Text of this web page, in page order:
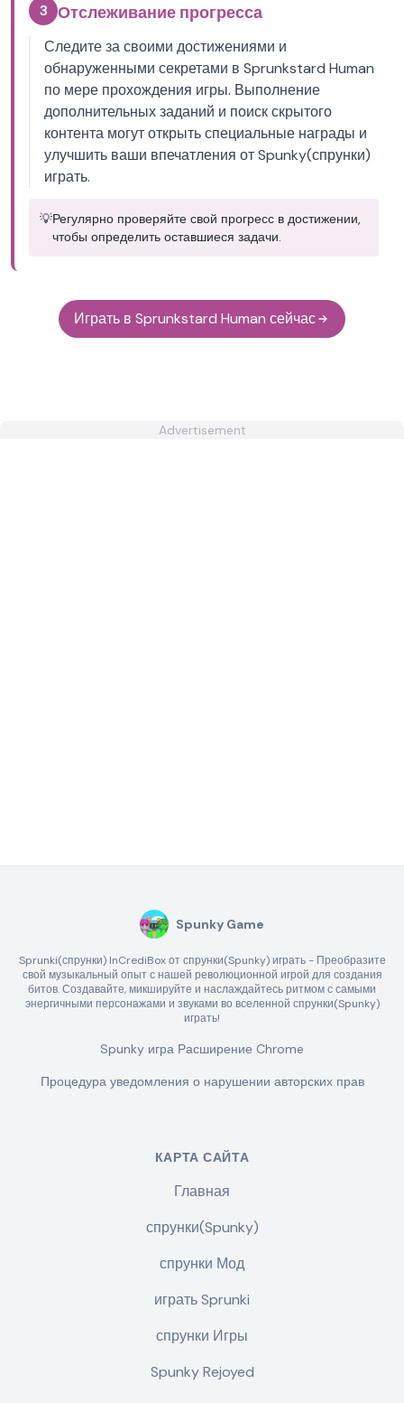
3 Отслеживание прогресса
Следите за своими достижениями и
обнаруженными секретами в Sprunkstard Human
по мере прохождения игры. Выполнение
дополнительных заданий и поиск скрытого
контента могут открыть специальные награды и
улучшить ваши впечатления от Spunky(спрунки)
играть.
💡Регулярно проверяйте свой прогресс в достижении,
чтобы определить оставшиеся задачи.
Играть в Sprunkstard Human сейчас
Advertisement
Spunky Game
Sprunki(спрунки) InCrediBox от спрунки(Spunky) играть - Преобразите
свой музыкальный опыт с нашей революционной игрой для создания
битов. Создавайте, микшируйте и наслаждайтесь ритмом с самыми
энергичными персонажами и звуками во вселенной спрунки(Spunky)
играть!
Spunky игра Расширение Chrome
Процедура уведомления о нарушении авторских прав
КАРТА САЙТА
Главная
спрунки(Spunky)
спрунки Мод
играть Sprunki
спрунки Игры
Spunky Rejoyed